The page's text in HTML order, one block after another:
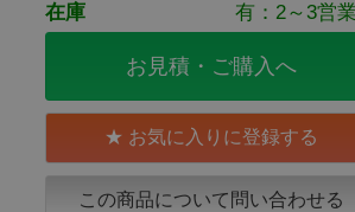
在庫 有：2～3営
お見積・ご購入へ
この商品について問い合わせる
お気に入りに登録する